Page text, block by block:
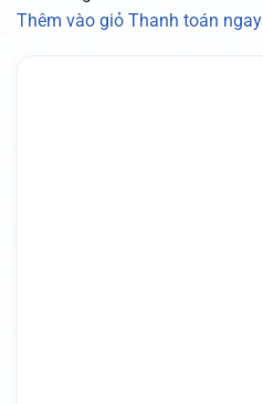
Thêm vào giỏ Thanh toán ngay